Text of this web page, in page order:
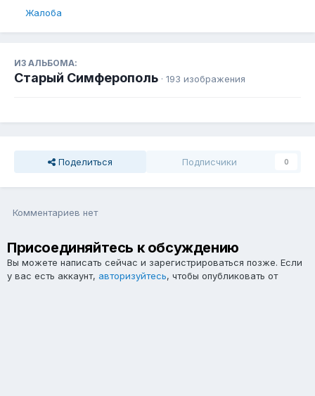
Жалоба
ИЗ АЛЬБОМА:
Старый Симферополь · 193 изображения
Поделиться Подписчики 0
Комментариев нет
Присоединяйтесь к обсуждению
Вы можете написать сейчас и зарегистрироваться позже. Если
у вас есть аккаунт, авторизуйтесь, чтобы опубликовать от